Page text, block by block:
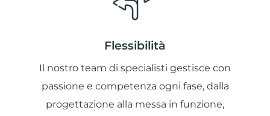
Flessibilità
Il nostro team di specialisti gestisce con
passione e competenza ogni fase, dalla
progettazione alla messa in funzione,